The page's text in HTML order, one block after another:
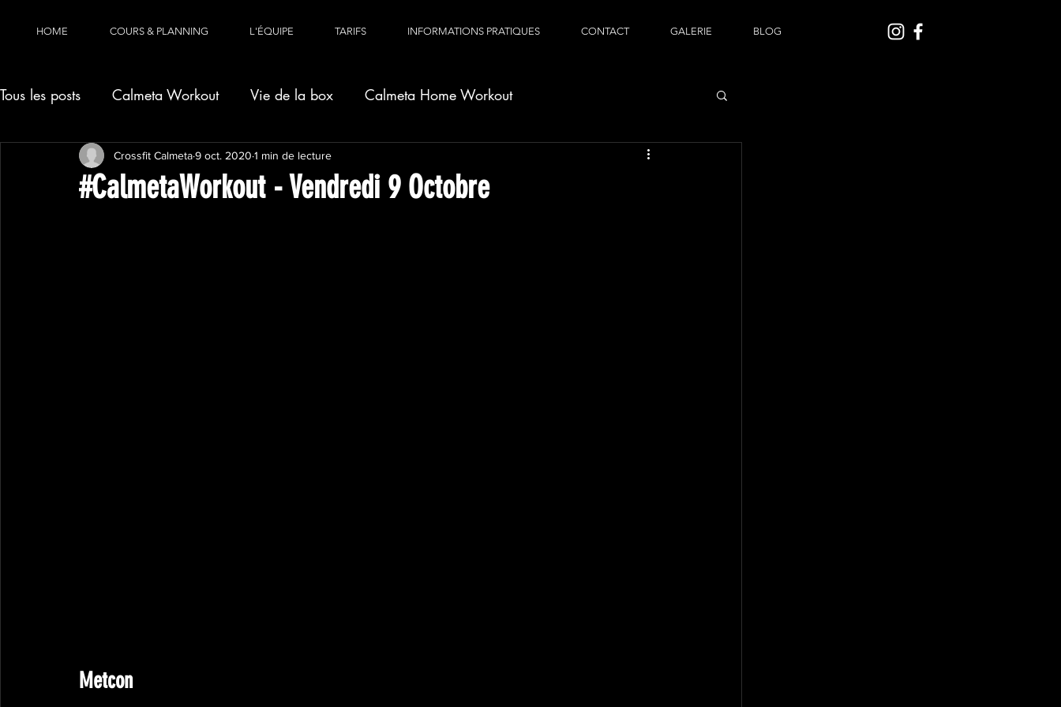
HOME COURS & PLANNING L'ÉQUIPE TARIFS INFORMATIONS PRATIQUES CONTACT GALERIE BLOG
Tous les posts Calmeta Workout Vie de la box Calmeta Home Workout
#CalmetaWorkout - Vendredi 9 Octobre
Crossfit Calmeta9 oct. 2020 1 min de lecture
Metcon